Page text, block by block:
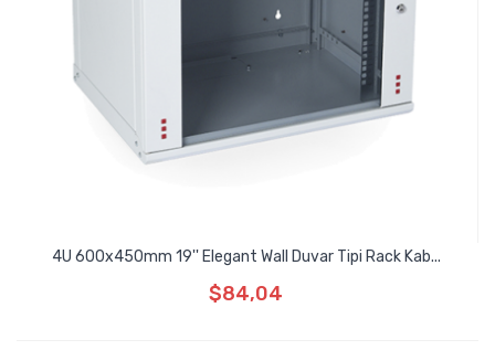
4U 600x450mm 19'' Elegant Wall Duvar Tipi Rack Kab...
$84,04